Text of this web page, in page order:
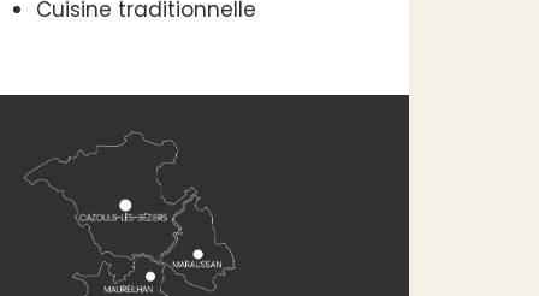
Cuisine traditionnelle